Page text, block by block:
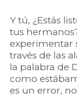
Y tú, ¿Estás
tus
experimentar
través de las
la palabra de
como
es un error,